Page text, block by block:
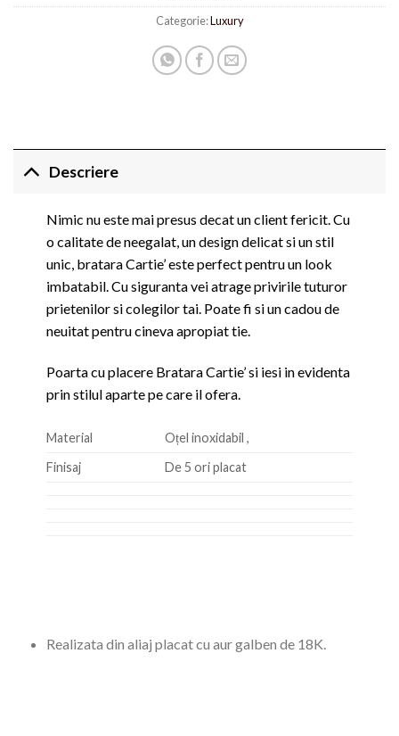
Categorie:Luxury
Descriere
Nimic nu este mai presus decat un client fericit. Cu
o calitate de neegalat, un design delicat si un stil
unic, bratara Cartie’ este perfect pentru un look
imbatabil. Cu siguranta vei atrage privirile tuturor
prietenilor si colegilor tai. Poate fi si un cadou de
neuitat pentru cineva apropiat tie.
Poarta cu placere Bratara Cartie’ si iesi in evidenta
prin stilul aparte pe care il ofera.
Material
Oțel inoxidabil ,
Finisaj
De 5 ori placat
Realizata din aliaj placat cu aur galben de 18K.